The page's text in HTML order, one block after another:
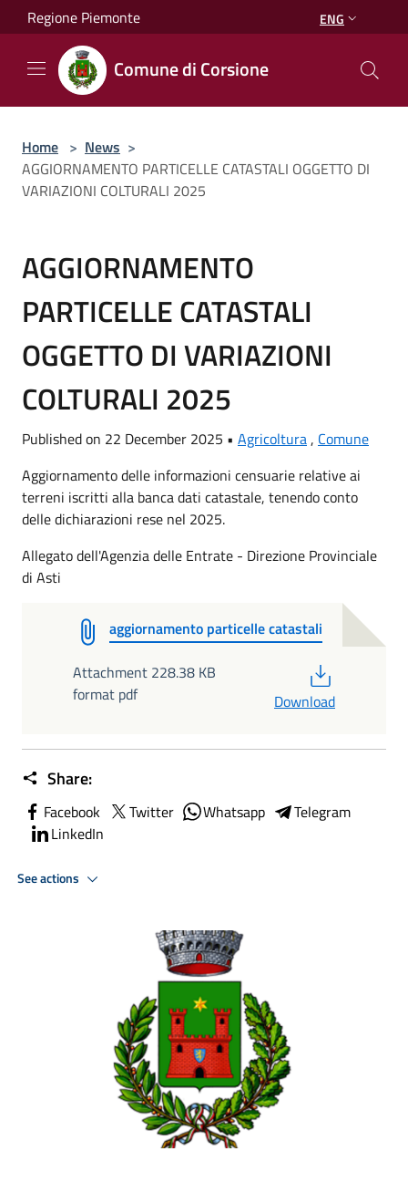
Salta al contenuto principale
Regione Piemonte ENG
Comune di Corsione
Home > News >
AGGIORNAMENTO PARTICELLE CATASTALI OGGETTO DI
VARIAZIONI COLTURALI 2025
AGGIORNAMENTO
PARTICELLE CATASTALI
OGGETTO DI VARIAZIONI
COLTURALI 2025
Published on 22 December 2025 • Agricoltura, Comune
Aggiornamento delle informazioni censuarie relative ai
terreni iscritti alla banca dati catastale, tenendo conto
delle dichiarazioni rese nel 2025.
Allegato dell'Agenzia delle Entrate - Direzione Provinciale
di Asti
aggiornamento particelle catastali
Attachment 228.38 KB
format pdf
Download
Share:
Facebook Twitter Whatsapp
Telegram
LinkedIn
See actions